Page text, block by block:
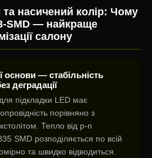
та насичений колір: Чому
SMD — найкраще
салону
основи — стабільність
деградації
підкладки LED має
порівняно з
Тепло від p-n
SMD розподіляється по всій
та швидко відводиться.